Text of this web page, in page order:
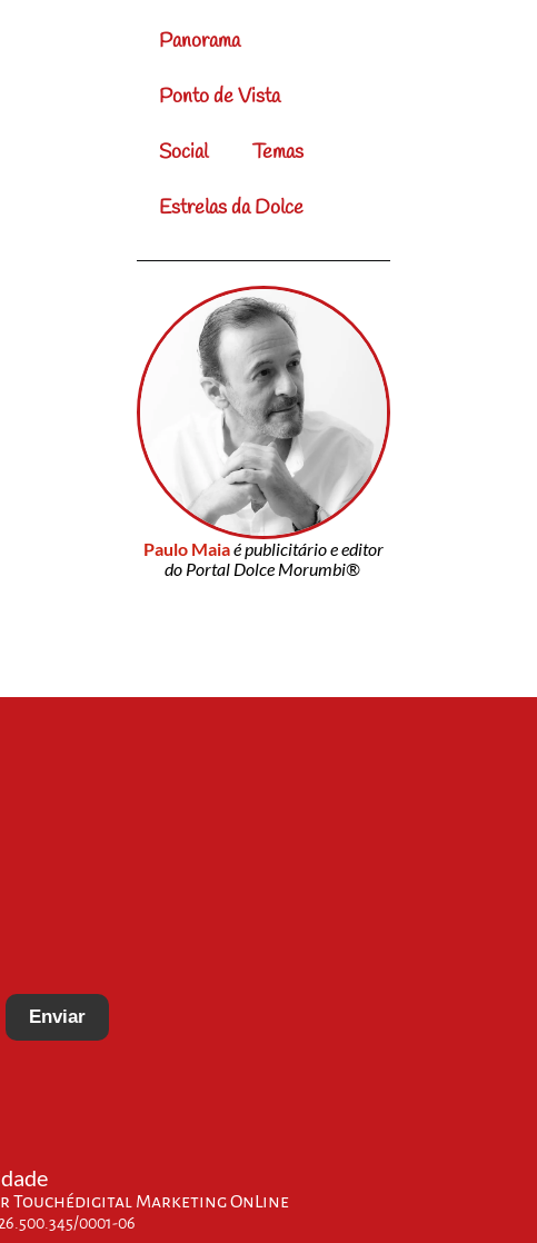
Panorama
Ponto de Vista
Social Temas
Estrelas da Dolce
Paulo Maiaé publicitário e editor
do Portal Dolce Morumbi®
Enviar
Touchédigital Marketing OnLine
0001-06